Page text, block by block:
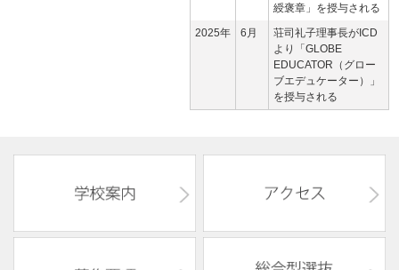
綬褒章」を授与される
2025年
6月
荘司礼子理事長がICD
より「GLOBE
EDUCATOR（グロー
ブエデュケーター）」
を授与される